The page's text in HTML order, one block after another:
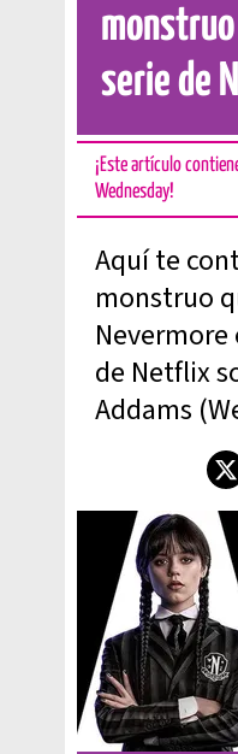
serie de
¡Este artículo
Wednesday!
Aquí te
monstruo
Nevermore
de Netflix
Addams